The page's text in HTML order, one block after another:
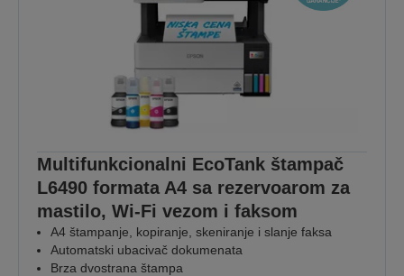
Multifunkcionalni EcoTank štampač
L6490 formata A4 sa rezervoarom za
mastilo, Wi-Fi vezom i faksom
A4 štampanje, kopiranje, skeniranje i slanje faksa
Automatski ubacivač dokumenata
Brza dvostrana štampa